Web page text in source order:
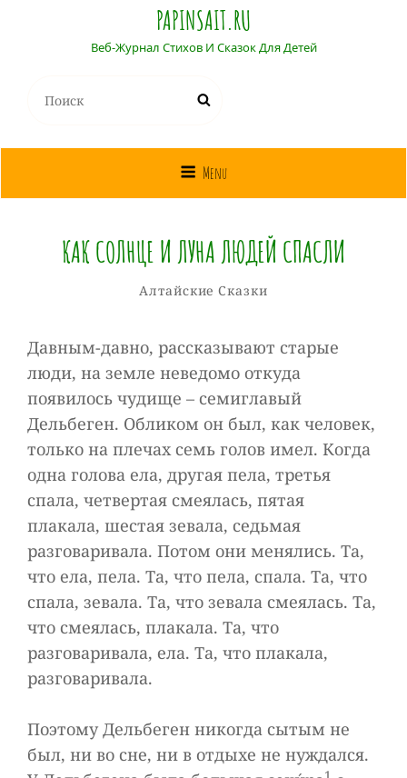
PAPINSAIT.RU
Веб-Журнал Стихов И Сказок Для Детей
Menu
КАК СОЛНЦЕ И ЛУНА ЛЮДЕЙ СПАСЛИ
Рубрики
Алтайские СказкиОт
Собиратель
Давным-давно, рассказывают старые
люди, на земле неведомо откуда
появилось чудище – семиглавый
Дельбеген. Обликом он был, как человек,
только на плечах семь голов имел. Когда
одна голова ела, другая пела, третья
спала, четвертая смеялась, пятая
плакала, шестая зевала, седьмая
разговаривала. Потом они менялись. Та,
что ела, пела. Та, что пела, спала. Та, что
спала, зевала. Та, что зевала смеялась. Та,
что смеялась, плакала. Та, что
разговаривала, ела. Та, что плакала,
разговаривала.
Поэтому Дельбеген никогда сытым не
был, ни во сне, ни в отдыхе не нуждался.